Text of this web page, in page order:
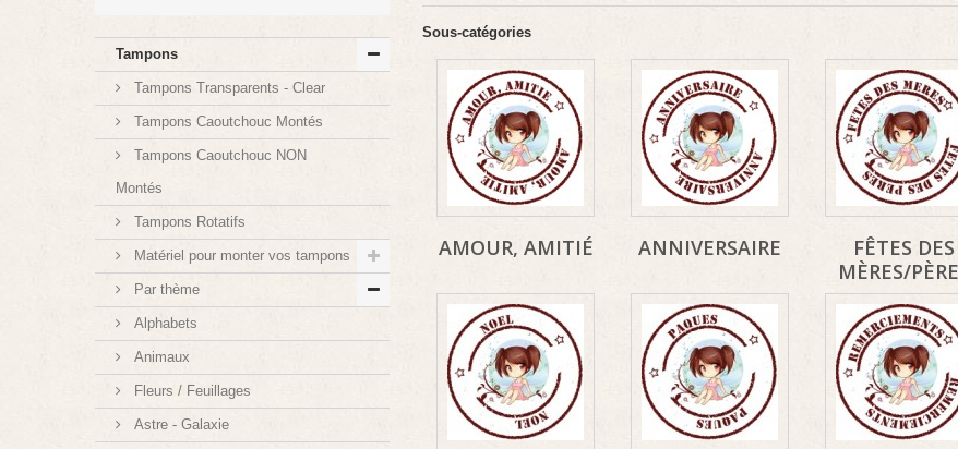
Tampons
Tampons Transparents - Clear
Tampons Caoutchouc Montés
Tampons Caoutchouc NON
Montés
Tampons Rotatifs
Matériel pour monter vos tampons
Par thème
Alphabets
Animaux
Fleurs / Feuillages
Astre - Galaxie
Sous-catégories
AMOUR, AMITIÉ ANNIVERSAIRE
FÊTES DES
MÈRES/